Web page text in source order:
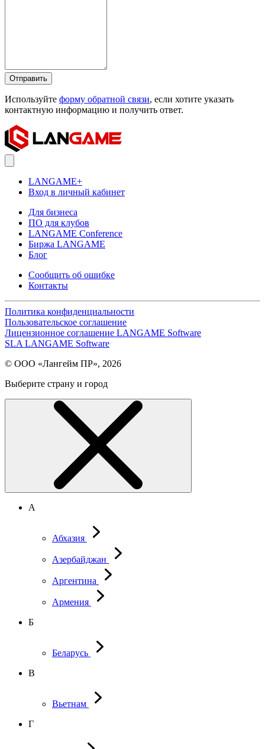
Отправить
Используйте форму обратной связи, если хотите указать
контактную информацию и получить ответ.
LANGAME+
Вход в личный кабинет
Для бизнеса
ПО для клубов
LANGAME Conference
Биржа LANGAME
Блог
Сообщить об ошибке
Контакты
Политика конфиденциальности
Пользовательское соглашение
Лицензионное соглашение LANGAME Software
SLA LANGAME Software
© ООО «Лангейм ПР», 2026
Выберите страну и город
А
Абхазия
Азербайджан
Аргентина
Армения
Б
Беларусь
В
Вьетнам
Г